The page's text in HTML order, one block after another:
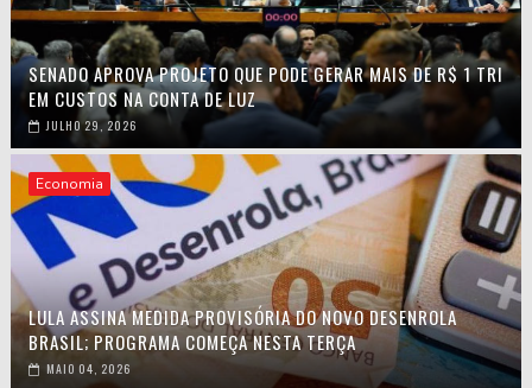
SENADO APROVA PROJETO QUE PODE GERAR MAIS DE R$ 1 TRI
EM CUSTOS NA CONTA DE LUZ
JULHO 29, 2026
Economia
LULA ASSINA MEDIDA PROVISÓRIA DO NOVO DESENROLA
BRASIL; PROGRAMA COMEÇA NESTA TERÇA
MAIO 04, 2026